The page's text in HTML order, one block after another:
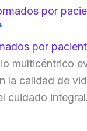
por
multicéntrico
la calidad de
cuidado integral.